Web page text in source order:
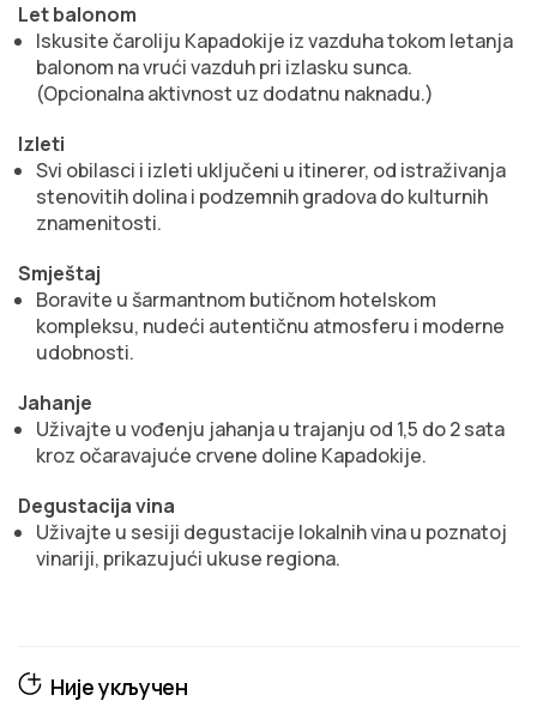
Let balonom
Iskusite čaroliju Kapadokije iz vazduha tokom letanja
balonom na vrući vazduh pri izlasku sunca.
(Opcionalna aktivnost uz dodatnu naknadu.)
Izleti
Svi obilasci i izleti uključeni u itinerer, od istraživanja
stenovitih dolina i podzemnih gradova do kulturnih
znamenitosti.
Smještaj
Boravite u šarmantnom butičnom hotelskom
kompleksu, nudeći autentičnu atmosferu i moderne
udobnosti.
Jahanje
Uživajte u vođenju jahanja u trajanju od 1,5 do 2 sata
kroz očaravajuće crvene doline Kapadokije.
Degustacija vina
Uživajte u sesiji degustacije lokalnih vina u poznatoj
vinariji, prikazujući ukuse regiona.
Није укључен